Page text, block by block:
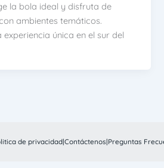
la bola ideal y disfruta de
ambientes temáticos.
experiencia única en el sur del
de privacidad|Contáctenos|Preguntas